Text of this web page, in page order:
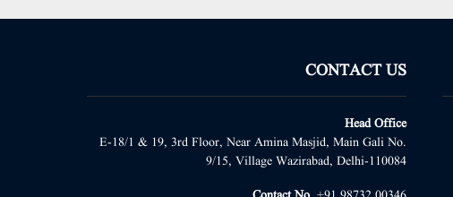
CONTACT US
Head Office
E-18/1 & 19, 3rd Floor, Near Amina Masjid, Main Gali No.
9/15, Village Wazirabad, Delhi-110084